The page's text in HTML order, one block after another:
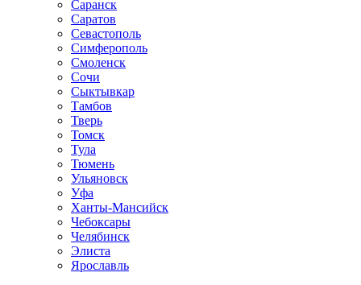
Саранск
Саратов
Севастополь
Симферополь
Смоленск
Сочи
Сыктывкар
Тамбов
Тверь
Томск
Тула
Тюмень
Ульяновск
Уфа
Ханты-Мансийск
Чебоксары
Челябинск
Элиста
Ярославль